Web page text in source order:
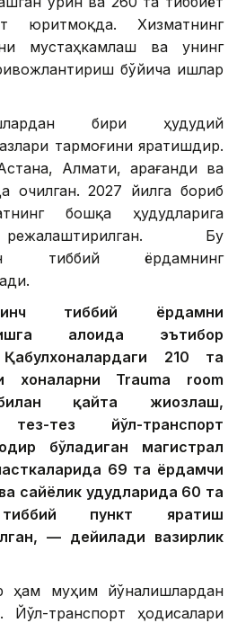
юритмоқда. Хизматнинг
мустаҳкамлаш ва унинг
бўйича ишлар
бири ҳудудий
тармоғини яратишдир.
Алмати, Қарағанди ва
очилган. 2027 йилга бориб
бошқа ҳудудларига
Бу
тиббий ёрдамнинг
тиббий ёрдамни
алоҳида эътибор
210 та
хоналарни Trauma room
қайта жиҳозлаш,
тез йўл-транспорт
бўладиган магистрал
69 та ёрдамчи
сайёҳлик ҳудудларида 60 та
пункт яратиш
— дейилади вазирлик
ҳам муҳим йўналишлардан
Йўл-транспорт ҳодисалари